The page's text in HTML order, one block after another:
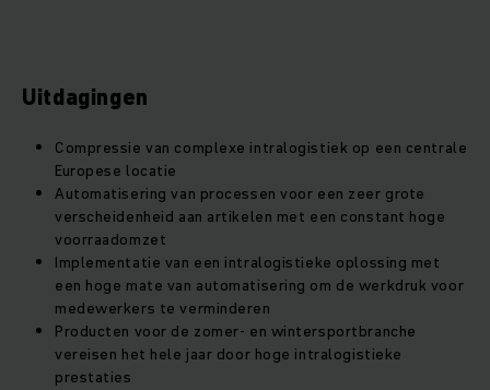
Uitdagingen
Compressie van complexe intralogistiek op een centrale
Europese locatie
Automatisering van processen voor een zeer grote
verscheidenheid aan artikelen met een constant hoge
voorraadomzet
Implementatie van een intralogistieke oplossing met
een hoge mate van automatisering om de werkdruk voor
medewerkers te verminderen
Producten voor de zomer- en wintersportbranche
vereisen het hele jaar door hoge intralogistieke
prestaties